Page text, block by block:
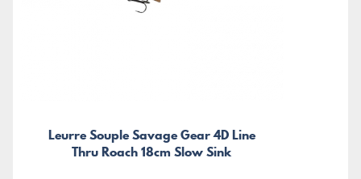
Leurre Souple Savage Gear 4D Line
Thru Roach 18cm Slow Sink